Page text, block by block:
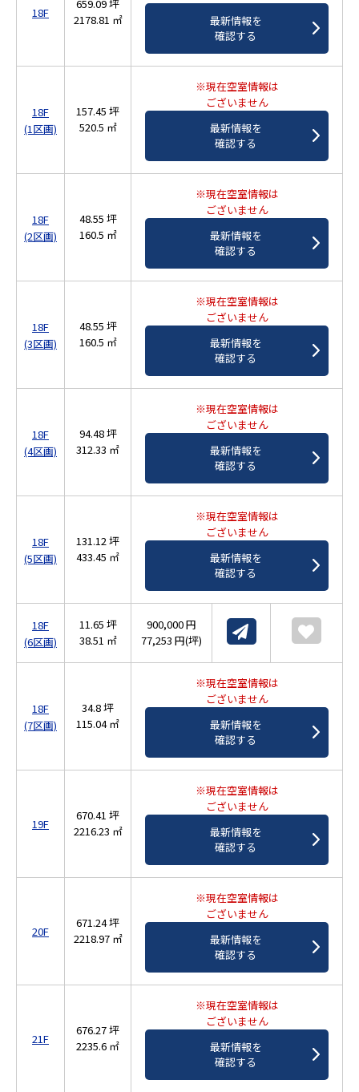
18F
659.09 坪
2178.81 ㎡
最新情報を
確認する
18F
(1区画)
157.45 坪
520.5 ㎡
※現在空室情報は
ございません
最新情報を
確認する
18F
(2区画)
48.55 坪
160.5 ㎡
※現在空室情報は
ございません
最新情報を
確認する
18F
(3区画)
48.55 坪
160.5 ㎡
※現在空室情報は
ございません
最新情報を
確認する
18F
(4区画)
94.48 坪
312.33 ㎡
※現在空室情報は
ございません
最新情報を
確認する
18F
(5区画)
131.12 坪
433.45 ㎡
※現在空室情報は
ございません
最新情報を
確認する
18F
(6区画)
11.65 坪
38.51 ㎡
900,000 円
77,253 円(坪)
18F
(7区画)
34.8 坪
115.04 ㎡
※現在空室情報は
ございません
最新情報を
確認する
19F
670.41 坪
2216.23 ㎡
※現在空室情報は
ございません
最新情報を
確認する
20F
671.24 坪
2218.97 ㎡
※現在空室情報は
ございません
最新情報を
確認する
21F
676.27 坪
2235.6 ㎡
※現在空室情報は
ございません
最新情報を
確認する